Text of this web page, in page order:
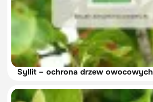
Syllit – ochrona drzew owocowych